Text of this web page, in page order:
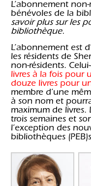
L’abonnement
bénévoles de la
savoir plus sur les
bibliothèque.
L’abonnement est
les résidents de
non-résidents.
livres à la fois pour
douze livres pour
membre d’une
à son nom et
maximum de livres.
trois semaines et
l’exception des
bibliothèques